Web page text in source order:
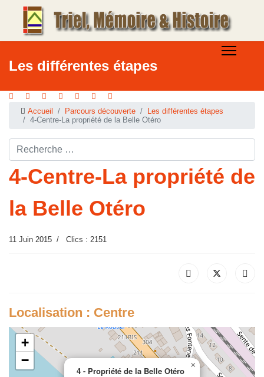
Les différentes étapes
Accueil Parcours découverte
Les différentes étapes
4-Centre-La propriété de la Belle Otéro
Rechercher ...
4-Centre-La propriété de
la Belle Otéro
11 Juin 2015 Clics : 2151
Localisation : Centre
4 - Propriété de la Belle Otéro
×
+
−